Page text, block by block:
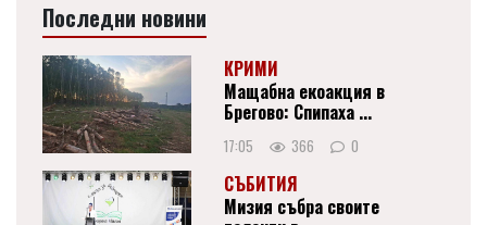
Последни новини
КРИМИ
Мащабна екоакция в
Брегово: Спипаха ...
17:05 366 0
СЪБИТИЯ
Мизия събра своите